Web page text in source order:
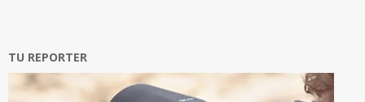
TU REPORTER